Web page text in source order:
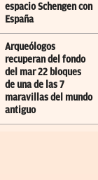
espacio Schengen con
España
Arqueólogos
recuperan del fondo
del mar 22 bloques
de una de las 7
maravillas del mundo
antiguo